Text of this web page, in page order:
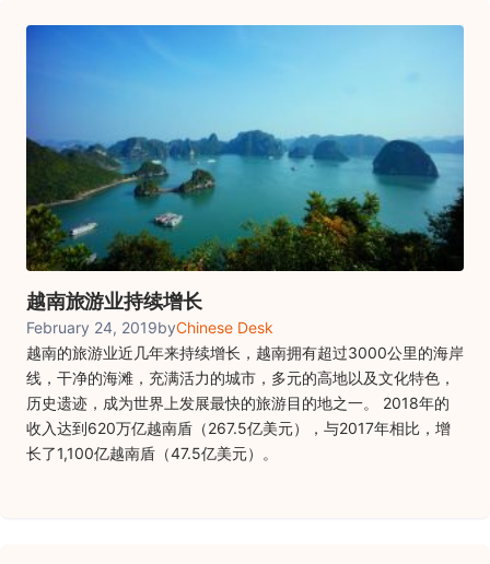
越南旅游业持续增长
February 24, 2019byChinese Desk
越南的旅游业近几年来持续增长，越南拥有超过3000公里的海岸
线，干净的海滩，充满活力的城市，多元的高地以及文化特色，
历史遗迹，成为世界上发展最快的旅游目的地之一。 2018年的
收入达到620万亿越南盾（267.5亿美元），与2017年相比，增
长了1,100亿越南盾（47.5亿美元）。